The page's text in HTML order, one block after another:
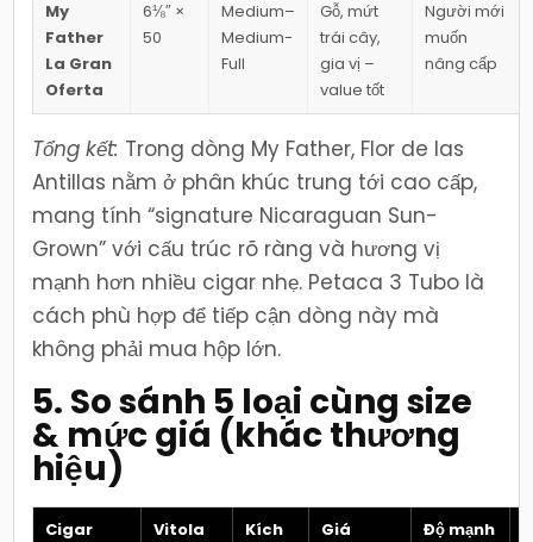
My
Father
La Gran
Oferta
6⅛″ ×
50
Medium–
Medium-
Full
Gỗ, mứt
trái cây,
gia vị –
value tốt
Người mới
muốn
nâng cấp
Tổng kết: Trong dòng My Father, Flor de las
Antillas nằm ở phân khúc trung tới cao cấp,
mang tính “signature Nicaraguan Sun-
Grown” với cấu trúc rõ ràng và hương vị
mạnh hơn nhiều cigar nhẹ. Petaca 3 Tubo là
cách phù hợp để tiếp cận dòng này mà
không phải mua hộp lớn.
5. So sánh 5 loại cùng size
& mức giá (khác thương
hiệu)
Cigar Vitola
Kích
Giá
Độ mạnh